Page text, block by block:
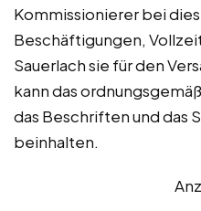
Kommissionierer bei
Beschäftigungen,
Sauerlach sie für den
kann das
das Beschriften und das
beinhalten.